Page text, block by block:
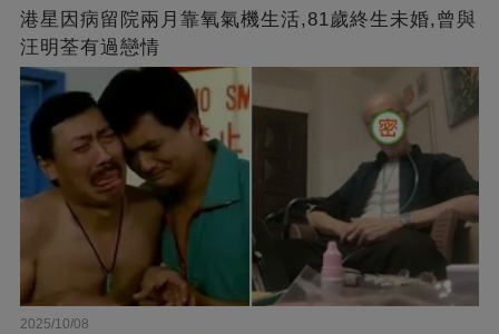
港星因病留院兩月靠氧氣機生活,81歲終生未婚,曾與
汪明荃有過戀情
2025/10/08